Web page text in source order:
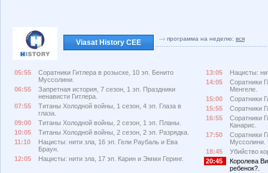
Viasat History CEE программа на неделю: вся
05:55
Соратники Гитлера в розыске, 10 эп. Бенито
Муссолини.
06:55
Запретная история, 7 сезон, 1 эп. Праздники
ненависти Гитлера.
07:55
Титаны Холодной войны, 1 сезон, 4 эп. Глаза в
глаза.
09:00
Титаны Холодной войны, 2 сезон, 1 эп. Планы.
10:05
Титаны Холодной войны, 2 сезон, 2 эп. Разрядка.
11:10
Нацисты: нити зла, 16 эп. Гели Раубаль и Ева
Браун.
12:05
Нацисты: нити зла, 17 эп. Карин и Эмми Геринг.
13:05
Нацисты:
14:05
Соратники
Менгеле.
15:00
Соратники
15:55
Соратники
16:55
Соратники
Канарис.
17:50
Соратники
Муссолини.
18:45
Убийство
20:45
Королева
ребенок?.